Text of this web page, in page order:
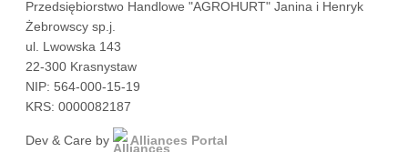
Przedsiębiorstwo Handlowe "AGROHURT" Janina i Henryk
Żebrowscy sp.j.
ul. Lwowska 143
22-300 Krasnystaw
NIP: 564-000-15-19
KRS: 0000082187
Dev & Care by Alliances Portal